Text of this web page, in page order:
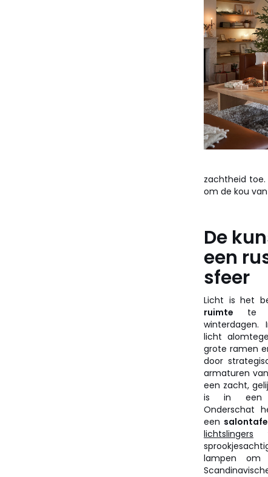
zachtheid
om de kou
De
een
sfeer
Licht is het
ruimte te
winterdagen.
licht
grote ramen
door
armaturen
een zacht,
is in een
Onderschat
een
lichtslingers
lampen om